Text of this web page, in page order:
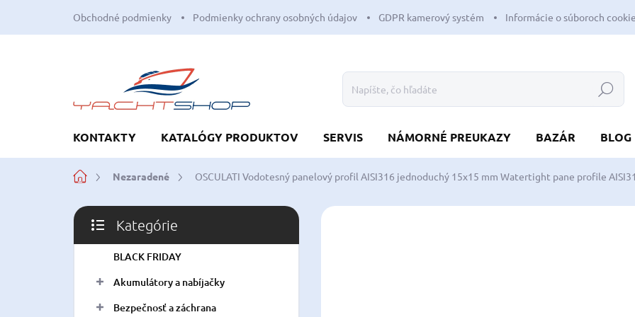
obsah
Obchodné podmienky Podmienky ochrany osobných údajov GDPR kamerový systém Informácie o súboroch
Hľadať
KONTAKTY KATALÓGY PRODUKTOV SERVIS NÁMORNÉ PREUKAZY BAZÁR BLOG
DomovNezaradené OSCULATI Vodotesný panelový profil AISI316 jednoduchý 15x15 mm Watertight pane profile
B
č
Preskočiť
kategórie
Kategórie
BLACK FRIDAY
Akumulátory a nabíjačky
Bezpečnosť a záchrana